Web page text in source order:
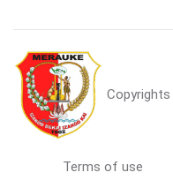
Copyrights
Terms of use